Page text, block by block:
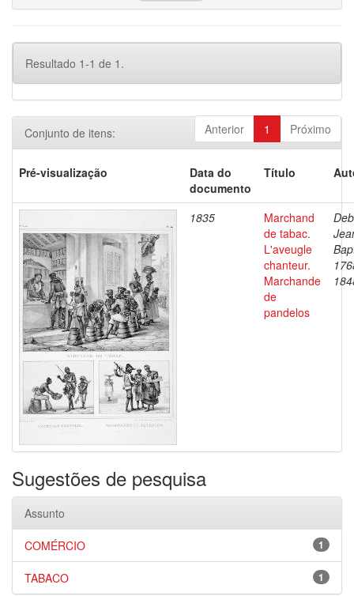
Resultado 1-1 de 1.
Anterior 1 Próximo
Conjunto de itens:
Pré-visualização
Data do
documento
Título
1835
Marchand
de tabac.
L'aveugle
chanteur.
Marchande
de
pandelos
Sugestões de pesquisa
Assunto
1
COMÉRCIO
1
TABACO